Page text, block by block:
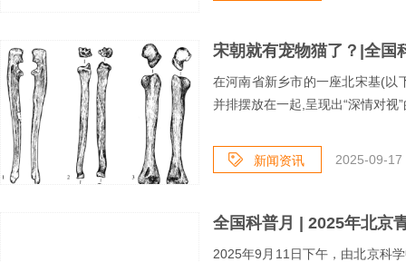
宋朝就有宠物猫了？|全国
在河南省新乡市的一座北宋基(以
并排摆放在一起,呈现出“深情对视
新闻资讯 2025-09-17
2025年9月11日下午，由北京科